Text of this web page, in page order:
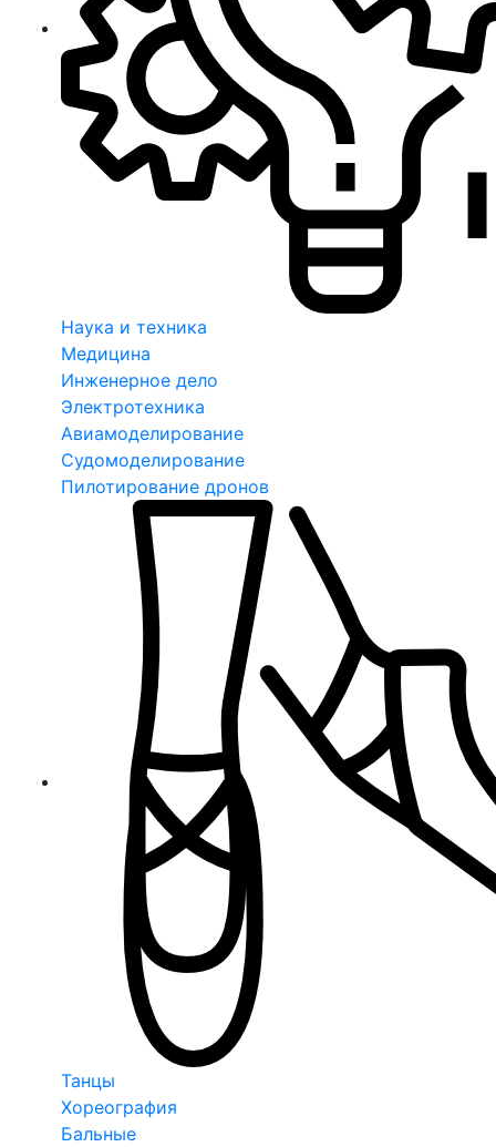
Наука и техника
Медицина
Инженерное дело
Электротехника
Авиамоделирование
Судомоделирование
Пилотирование дронов
Танцы
Хореография
Бальные